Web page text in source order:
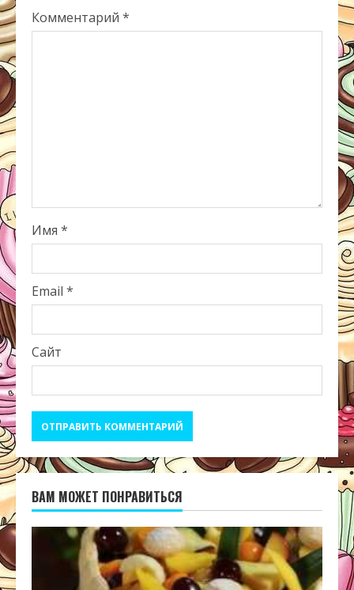
Комментарий *
Имя *
Email *
Сайт
ВАМ МОЖЕТ ПОНРАВИТЬСЯ